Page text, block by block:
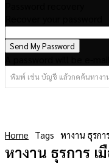
พิมพ์ เช่น บัญชี แล้วกดค้นหางา
Home Tags หางาน ธุรก
หางาน ธุรการ